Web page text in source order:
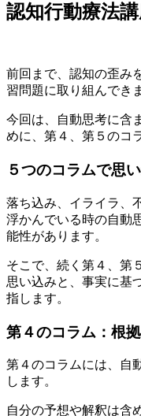
認知行動療法
前回まで、 認知の歪み
習問題に取り組んでき
今回は、 自動思考に含
めに、第４、第５のコ
５つのコラムで思
落ち込み、イライラ、
浮かんでいる時の自動
能性があります。
そこで、続く第４、第
思い込みと、事実に基
指します。
第４のコラム：根拠
第４のコラムには、自
します。
自分の予想や解釈は含